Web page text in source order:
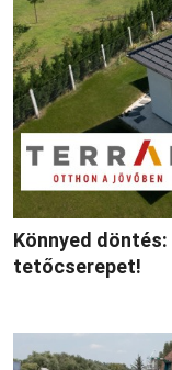
Könnyed
tetőcserepet!